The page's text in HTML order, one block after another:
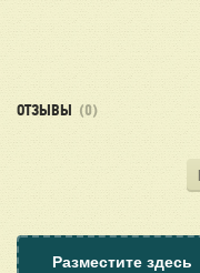
ОТЗЫВЫ (0)
Разместите здесь